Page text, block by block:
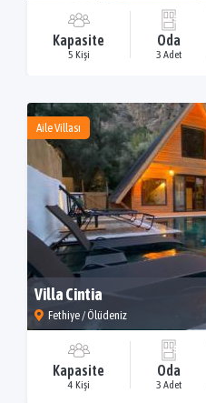
Kapasite
5 Kişi
Oda
3 Adet
Aile Villası
Villa Cintia
Fethiye / Ölüdeniz
Kapasite
4 Kişi
Oda
3 Adet